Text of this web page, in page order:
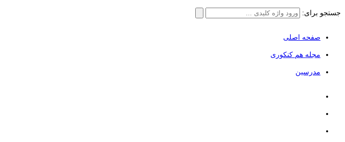
جستجو برای:
صفحه اصلی
مجله هم کنکوری
مدرسین